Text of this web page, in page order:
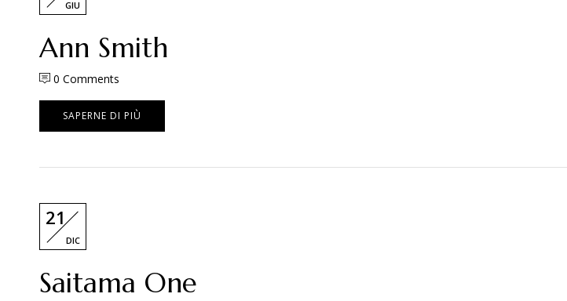
GIU
Ann Smith
0 Comments
SAPERNE DI PIÙ
21
DIC
Saitama One